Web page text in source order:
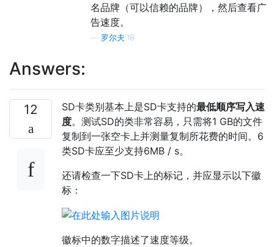
名品牌（可以信赖的品牌），然后查看广
告速度。
罗尔夫'18
Answers:
12 SD卡类别基本上是SD卡支持的最低顺序写入速
度。测试SD的类非常容易，只需将1 GB的文件
复制到一张空卡上并测量复制所花费的时间。6
类SD卡应至少支持6MB / s。
还请检查一下SD卡上的标记，并应显示以下徽
标：
徽标中的数字描述了速度等级。